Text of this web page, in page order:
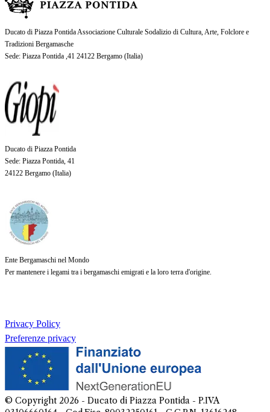
Ducato di Piazza Pontida Associazione Culturale Sodalizio di Cultura, Arte, Folclore e
Tradizioni Bergamasche
Sede: Piazza Pontida ,41 24122 Bergamo (Italia)
Ducato di Piazza Pontida
Sede: Piazza Pontida, 41
24122 Bergamo (Italia)
Ente Bergamaschi nel Mondo
Per mantenere i legami tra i bergamaschi emigrati e la loro terra d'origine.
Privacy Policy
Preferenze privacy
© Copyright 2026 - Ducato di Piazza Pontida - P.IVA